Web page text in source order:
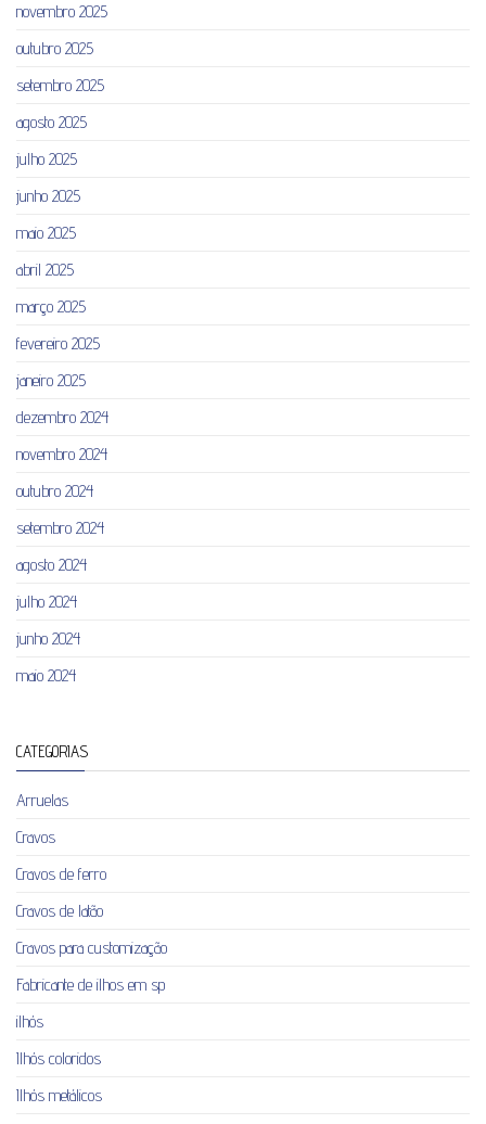
novembro 2025
outubro 2025
setembro 2025
agosto 2025
julho 2025
junho 2025
maio 2025
abril 2025
março 2025
fevereiro 2025
janeiro 2025
dezembro 2024
novembro 2024
outubro 2024
setembro 2024
agosto 2024
julho 2024
junho 2024
maio 2024
CATEGORIAS
Arruelas
Cravos
Cravos de ferro
Cravos de latão
Cravos para customização
Fabricante de ilhos em sp
ilhós
Ilhós coloridos
Ilhós metálicos